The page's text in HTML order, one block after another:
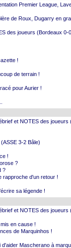
Premier League,
de Roux, Dugarry en
des joueurs (Bordeaux 0-
!
de terrain !
pour Aurier !
et NOTES des joueurs
3-2 Bâle)
!
?
?
rapproche d'un retour !
sa légende !
et NOTES des joueurs
en cause !
de Marquinhos !
d'aider Mascherano à